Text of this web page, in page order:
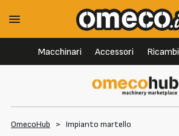
Macchinari Accessori Ricambi
OmecoHub > Impianto martello